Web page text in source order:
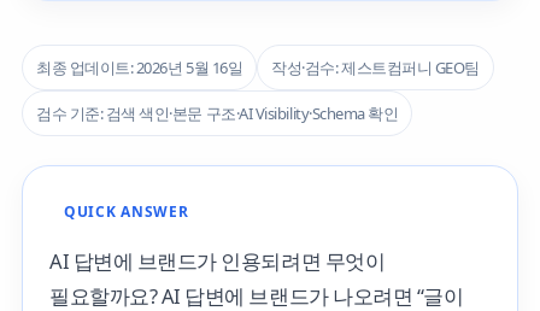
최종 업데이트: 2026년 5월 16일 작성·검수: 제스트컴퍼니 GEO팀
검수 기준: 검색 색인·본문 구조·AI Visibility·Schema 확인
QUICK ANSWER
AI 답변에 브랜드가 인용되려면 무엇이
필요할까요? AI 답변에 브랜드가 나오려면 “글이